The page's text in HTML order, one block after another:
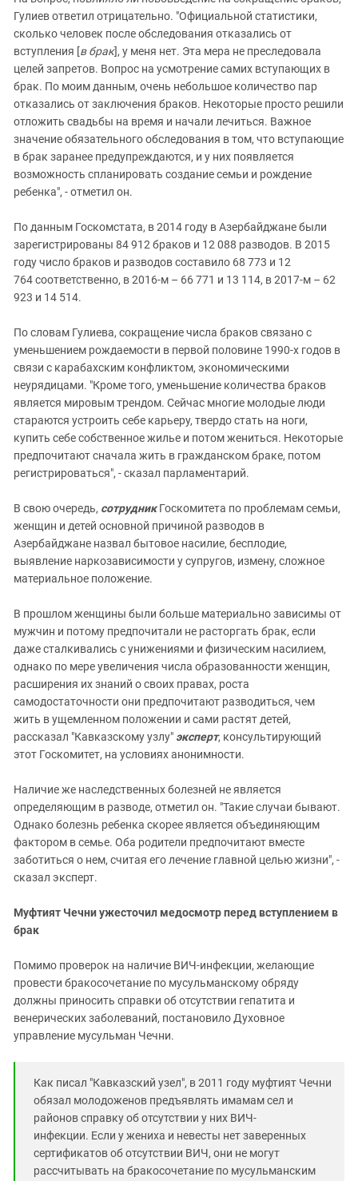
Гулиев ответил отрицательно. "Официальной статистики,
сколько человек после обследования отказались от
вступления [в брак], у меня нет. Эта мера не преследовала
целей запретов. Вопрос на усмотрение самих вступающих в
брак. По моим данным, очень небольшое количество пар
отказались от заключения браков. Некоторые просто решили
отложить свадьбы на время и начали лечиться. Важное
значение обязательного обследования в том, что вступающие
в брак заранее предупреждаются, и у них появляется
возможность спланировать создание семьи и рождение
ребенка", - отметил он.
По данным Госкомстата, в 2014 году в Азербайджане были
зарегистрированы 84 912 браков и 12 088 разводов. В 2015
году число браков и разводов составило 68 773 и 12
764 соответственно, в 2016-м – 66 771 и 13 114, в 2017-м – 62
923 и 14 514.
По словам Гулиева, сокращение числа браков связано с
уменьшением рождаемости в первой половине 1990-х годов в
связи с карабахским конфликтом, экономическими
неурядицами. "Кроме того, уменьшение количества браков
является мировым трендом. Сейчас многие молодые люди
стараются устроить себе карьеру, твердо стать на ноги,
купить себе собственное жилье и потом жениться. Некоторые
предпочитают сначала жить в гражданском браке, потом
регистрироваться", - сказал парламентарий.
В свою очередь, сотрудникГоскомитета по проблемам семьи,
женщин и детей основной причиной разводов в
Азербайджане назвал бытовое насилие, бесплодие,
выявление наркозависимости у супругов, измену, сложное
материальное положение.
В прошлом женщины были больше материально зависимы от
мужчин и потому предпочитали не расторгать брак, если
даже сталкивались с унижениями и физическим насилием,
однако по мере увеличения числа образованности женщин,
расширения их знаний о своих правах, роста
самодостаточности они предпочитают разводиться, чем
жить в ущемленном положении и сами растят детей,
рассказал "Кавказскому узлу" эксперт, консультирующий
этот Госкомитет, на условиях анонимности.
Наличие же наследственных болезней не является
определяющим в разводе, отметил он. "Такие случаи бывают.
Однако болезнь ребенка скорее является объединяющим
фактором в семье. Оба родители предпочитают вместе
заботиться о нем, считая его лечение главной целью жизни", -
сказал эксперт.
Муфтият Чечни ужесточил медосмотр перед вступлением в
брак
Помимо проверок на наличие ВИЧ-инфекции, желающие
провести бракосочетание по мусульманскому обряду
должны приносить справки об отсутствии гепатита и
венерических заболеваний, постановило Духовное
управление мусульман Чечни.
Как писал "Кавказский узел", в 2011 году муфтият Чечни
обязал молодоженов предъявлять имамам сел и
районов справку об отсутствии у них ВИЧ-
инфекции. Если у жениха и невесты нет заверенных
сертификатов об отсутствии ВИЧ, они не могут
рассчитывать на бракосочетание по мусульманским